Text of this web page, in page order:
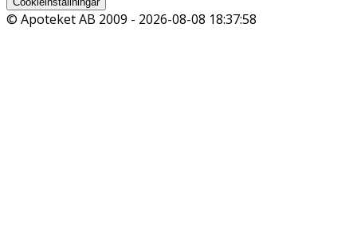
© Apoteket AB 2009 - 2026-08-08 18:37:58